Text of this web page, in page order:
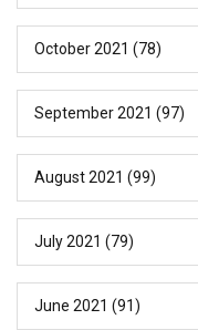
October 2021 (78)
September 2021 (97)
August 2021 (99)
July 2021 (79)
June 2021 (91)